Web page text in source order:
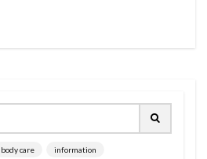
body care information